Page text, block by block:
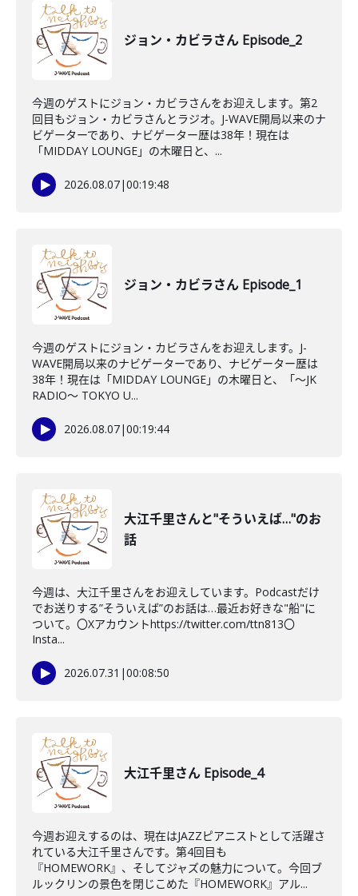
ジョン・カビラさん Episode_2
今週のゲストにジョン・カビラさんをお迎えします。第2
回目もジョン・カビラさんとラジオ。J-WAVE開局以来のナ
ビゲーターであり、ナビゲーター歴は38年！現在は
「MIDDAY LOUNGE」の木曜日と、...
2026.08.07|00:19:48
ジョン・カビラさん Episode_1
今週のゲストにジョン・カビラさんをお迎えします。J-
WAVE開局以来のナビゲーターであり、ナビゲーター歴は
38年！現在は「MIDDAY LOUNGE」の木曜日と、「〜JK
RADIO〜 TOKYO U...
2026.08.07|00:19:44
大江千里さんと"そういえば…"のお
話
今週は、大江千里さんをお迎えしています。Podcastだけ
でお送りする”そういえば”のお話は…最近お好きな"船"に
ついて。〇Xアカウントhttps://twitter.com/ttn813〇
Insta...
2026.07.31 |00:08:50
大江千里さん Episode_4
今週お迎えするのは、現在はJAZZピアニストとして活躍さ
れている大江千里さんです。第4回目も
『HOMEWORK』、そしてジャズの魅力について。今回ブ
ルックリンの景色を閉じこめた『HOMEWORK』アル...